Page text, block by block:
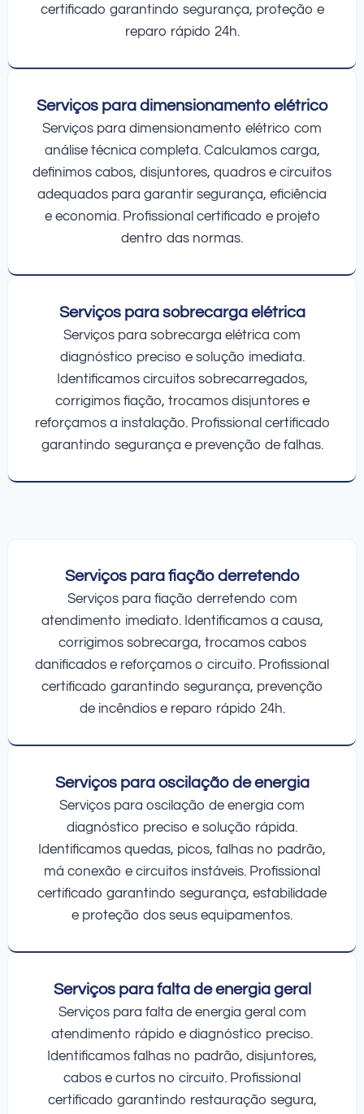
certificado garantindo segurança, proteção e
reparo rápido 24h.
Serviços para dimensionamento elétrico
Serviços para dimensionamento elétrico com
análise técnica completa. Calculamos carga,
definimos cabos, disjuntores, quadros e circuitos
adequados para garantir segurança, eficiência
e economia. Profissional certificado e projeto
dentro das normas.
Serviços para sobrecarga elétrica
Serviços para sobrecarga elétrica com
diagnóstico preciso e solução imediata.
Identificamos circuitos sobrecarregados,
corrigimos fiação, trocamos disjuntores e
reforçamos a instalação. Profissional certificado
garantindo segurança e prevenção de falhas.
Serviços para fiação derretendo
Serviços para fiação derretendo com
atendimento imediato. Identificamos a causa,
corrigimos sobrecarga, trocamos cabos
danificados e reforçamos o circuito. Profissional
certificado garantindo segurança, prevenção
de incêndios e reparo rápido 24h.
Serviços para oscilação de energia
Serviços para oscilação de energia com
diagnóstico preciso e solução rápida.
Identificamos quedas, picos, falhas no padrão,
má conexão e circuitos instáveis. Profissional
certificado garantindo segurança, estabilidade
e proteção dos seus equipamentos.
Serviços para falta de energia geral
Serviços para falta de energia geral com
atendimento rápido e diagnóstico preciso.
Identificamos falhas no padrão, disjuntores,
cabos e curtos no circuito. Profissional
certificado garantindo restauração segura,